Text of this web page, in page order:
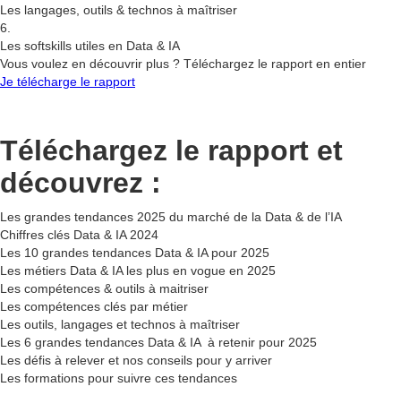
Les langages, outils & technos à maîtriser
6.
Les softskills utiles en Data & IA
Vous voulez en découvrir plus ? Téléchargez le rapport en entier
Je télécharge le rapport
Téléchargez le rapport et
découvrez :
Les grandes tendances 2025 du marché de la Data & de l’IA
Chiffres clés Data & IA 2024
Les 10 grandes tendances Data & IA pour 2025
Les métiers Data & IA les plus en vogue en 2025
Les compétences & outils à maitriser
Les compétences clés par métier
Les outils, langages et technos à maîtriser
Les 6 grandes tendances Data & IA à retenir pour 2025
Les défis à relever et nos conseils pour y arriver
Les formations pour suivre ces tendances